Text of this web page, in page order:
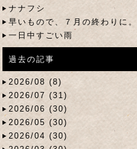
ナナフシ
早いもので、７月の終わりに。
一日中すごい雨
過去の記事
2026/08 (8)
2026/07 (31)
2026/06 (30)
2026/05 (30)
2026/04 (30)